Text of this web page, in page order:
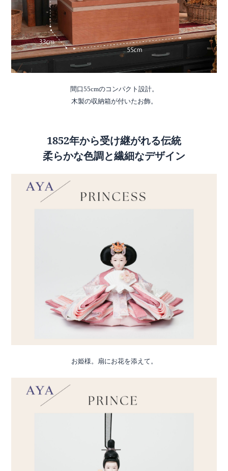
間口55cmのコンパクト設計。
木製の収納箱が付いたお飾。
1852年から受け継がれる伝統
柔らかな色調と繊細なデザイン
お姫様。扇にお花を添えて。